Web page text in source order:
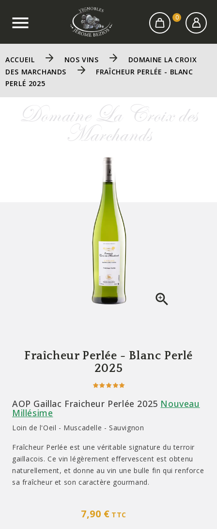
 0
ACCUEIL NOS VINS
DOMAINE LA CROIX
DES MARCHANDS
FRAÎCHEUR PERLÉE - BLANC
PERLÉ 2025
Domaine La Croix des
Marchands

Fraîcheur Perlée - Blanc Perlé
2025
AOP Gaillac Fraicheur Perlée 2025 Nouveau
Millésime
Loin de l'Oeil - Muscadelle - Sauvignon
Fraîcheur Perlée est une véritable signature du terroir
gaillacois. Ce vin légèrement effervescent est obtenu
naturellement, et donne au vin une bulle fin qui renforce
sa fraîcheur et son caractère gourmand.
7,90 € TTC